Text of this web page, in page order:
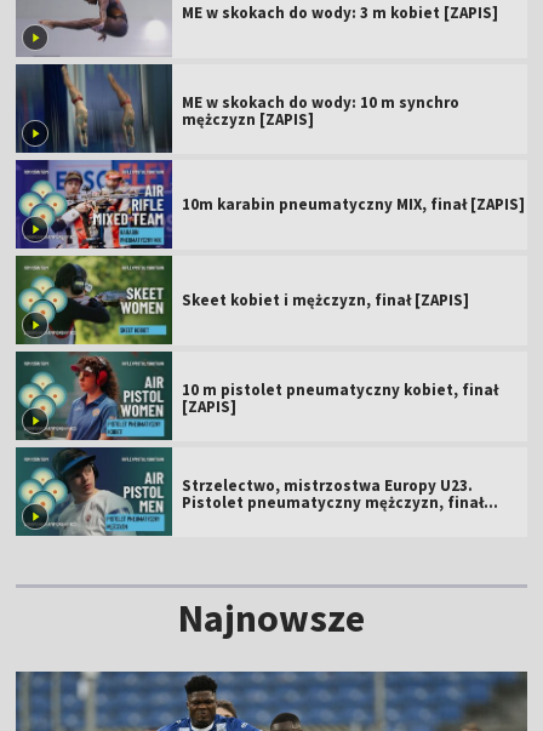
ME w skokach do wody: 3 m kobiet [ZAPIS]
ME w skokach do wody: 10 m synchro
mężczyzn [ZAPIS]
10m karabin pneumatyczny MIX, finał [ZAPIS]
Skeet kobiet i mężczyzn, finał [ZAPIS]
10 m pistolet pneumatyczny kobiet, finał
[ZAPIS]
Strzelectwo, mistrzostwa Europy U23.
Pistolet pneumatyczny mężczyzn, finał
Najnowsze